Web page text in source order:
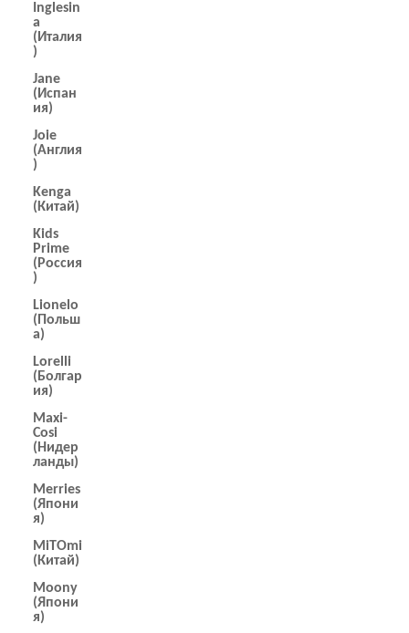
Inglesin
a
(Италия
)
Jane
(Испан
ия)
Joie
(Англия
)
Kenga
(Китай)
Kids
Prime
(Россия
)
Lionelo
(Польш
а)
Lorelli
(Болгар
ия)
Maxi-
Cosi
(Нидер
ланды)
Merries
(Япони
я)
MiTOmi
(Китай)
Moony
(Япони
я)